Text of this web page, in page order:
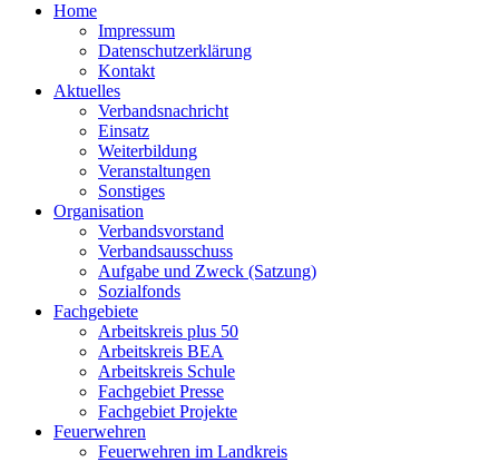
Home
Impressum
Datenschutzerklärung
Kontakt
Aktuelles
Verbandsnachricht
Einsatz
Weiterbildung
Veranstaltungen
Sonstiges
Organisation
Verbandsvorstand
Verbandsausschuss
Aufgabe und Zweck (Satzung)
Sozialfonds
Fachgebiete
Arbeitskreis plus 50
Arbeitskreis BEA
Arbeitskreis Schule
Fachgebiet Presse
Fachgebiet Projekte
Feuerwehren
Feuerwehren im Landkreis